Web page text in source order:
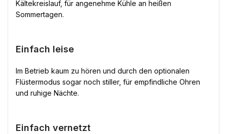
Kältekreislauf, für angenehme Kühle an heißen
Sommertagen.
Einfach leise
Im Betrieb kaum zu hören und durch den optionalen
Flüstermodus sogar noch stiller, für empfindliche Ohren
und ruhige Nächte.
Einfach vernetzt